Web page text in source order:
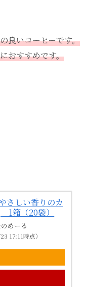
良いコーヒーです。
おすすめです。
さしい香りのカ
箱（20袋）
めーる
17:11時点）